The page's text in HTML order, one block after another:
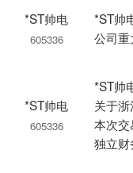
*ST帅电
605336
*ST帅
公司
*ST帅电
605336
*ST帅
关于
本次
独立